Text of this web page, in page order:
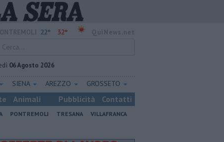
22° 32°
06 Agosto 2026
SIENA AREZZO GROSSETO
Animali Pubblicità Contatti
PONTREMOLI TRESANA
VILLAFRANCA